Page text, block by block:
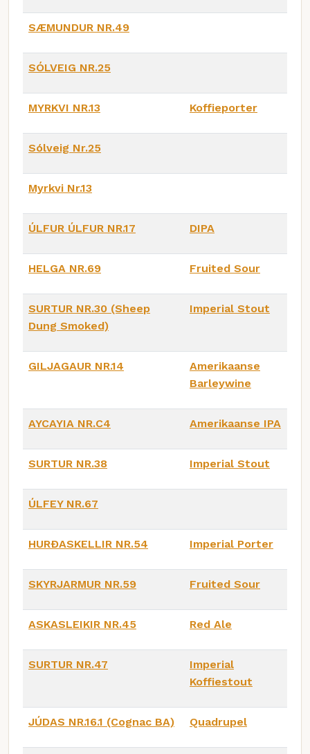
SÆMUNDUR NR.49
SÓLVEIG NR.25
MYRKVI NR.13 Koffieporter
Sólveig Nr.25
Myrkvi Nr.13
ÚLFUR ÚLFUR NR.17 DIPA
HELGA NR.69 Fruited Sour
SURTUR NR.30 (Sheep
Dung Smoked)
Imperial Stout
GILJAGAUR NR.14
Amerikaanse
Barleywine
AYCAYIA NR.C4 Amerikaanse IPA
SURTUR NR.38 Imperial Stout
ÚLFEY NR.67
HURÐASKELLIR NR.54 Imperial Porter
SKYRJARMUR NR.59 Fruited Sour
ASKASLEIKIR NR.45 Red Ale
SURTUR NR.47
Imperial
Koffiestout
JÚDAS NR.16.1 (Cognac BA) Quadrupel